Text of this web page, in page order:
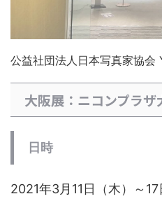
公益社団法人日本写真家協会
大阪展：ニコンプラザ
日時
2021年3月11日（木）～17